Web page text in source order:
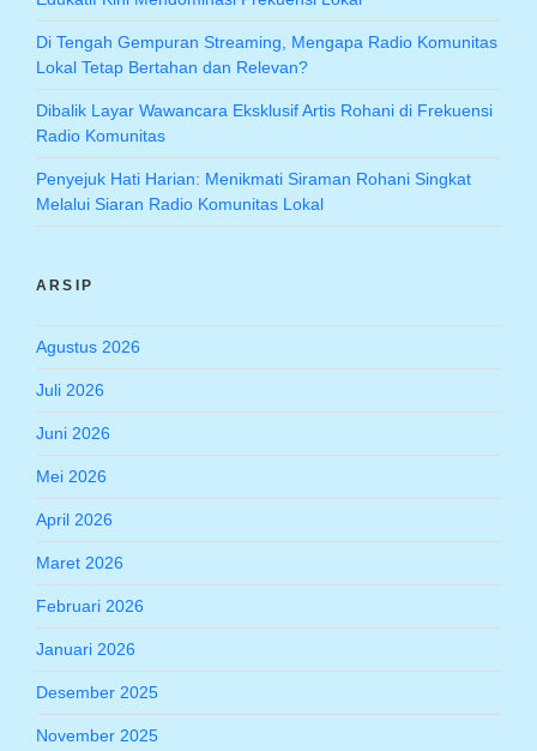
Di Tengah Gempuran Streaming, Mengapa Radio Komunitas
Lokal Tetap Bertahan dan Relevan?
Dibalik Layar Wawancara Eksklusif Artis Rohani di Frekuensi
Radio Komunitas
Penyejuk Hati Harian: Menikmati Siraman Rohani Singkat
Melalui Siaran Radio Komunitas Lokal
ARSIP
Agustus 2026
Juli 2026
Juni 2026
Mei 2026
April 2026
Maret 2026
Februari 2026
Januari 2026
Desember 2025
November 2025